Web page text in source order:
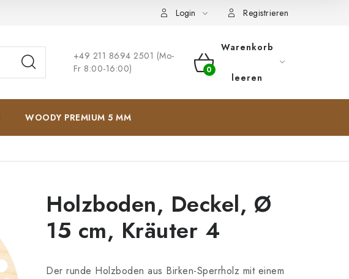
Login Registrieren
+49 211 8694 2501 (Mo-
Fr 8:00-16:00)
WARENKORB
Warenkorb
leeren
WOODY PREMIUM 5 MM
Holzboden, Deckel, Ø
15 cm, Kräuter 4
Der runde Holzboden aus Birken-Sperrholz mit einem